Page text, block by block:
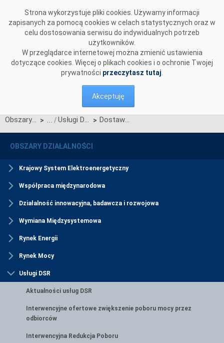
Strona wykorzystuje pliki cookies. Używamy informacji
zapisanych za pomocą cookies w celach statystycznych oraz w
celu dostosowania serwisu do indywidualnych potrzeb
użytkowników.
W przeglądarce internetowej można zmienić ustawienia
dotyczące cookies. Więcej o plikach cookies i o ochronie Twojej
prywatności przeczytasz tutaj
Akceptuję
Obszary działalności > Usługi DSR > Dostawcy i OSD
OBSZARY DZIAŁALNOŚCI
Krajowy System Elektroenergetyczny
Współpraca międzynarodowa
Działalność innowacyjna, badawcza i rozwojowa
Wymiana Międzysystemowa
Rynek Energii
Rynek Mocy
Usługi DSR
Aktualności usług DSR
Interwencyjne ofertowe zwiększenie poboru mocy przez
odbiorców
Interwencyjna Redukcja Poboru